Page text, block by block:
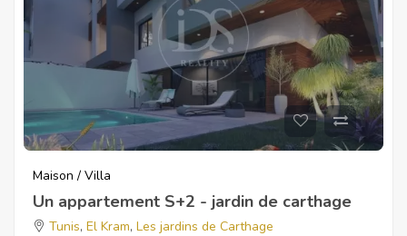
Maison / Villa
Un appartement S+2 - jardin de carthage
Tunis, El Kram, Les jardins de Carthage